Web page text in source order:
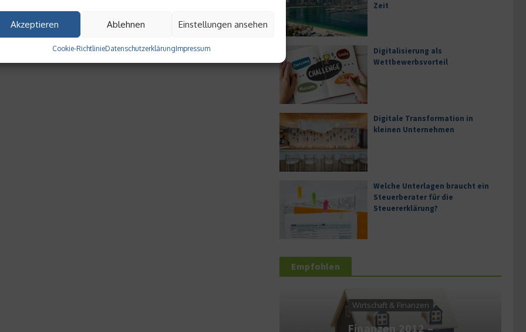
Akzeptieren Ablehnen Einstellungen ansehen
Cookie-RichtlinieDatenschutzerklärungImpressum
Zeit
Digitalisierung als
Wettbewerbsvorteil
Digitale Transformation in
kleinen Unternehmen
Welche Unterlagen braucht ein
Steuerberater für die
Steuererklärung?
Empfohlen
Wirtschaft & Finanzen
Finanzen 2012 –